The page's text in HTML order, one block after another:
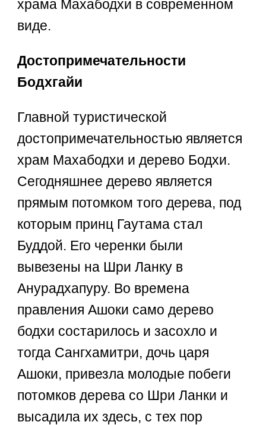
храма Махабодхи в современном
виде.
Достопримечательности
Бодхгайи
Главной туристической
достопримечательностью является
храм Махабодхи и дерево Бодхи.
Сегодняшнее дерево является
прямым потомком того дерева, под
которым принц Гаутама стал
Буддой. Его черенки были
вывезены на Шри Ланку в
Анурадхапуру. Во времена
правления Ашоки само дерево
бодхи состарилось и засохло и
тогда Сангхамитри, дочь царя
Ашоки, привезла молодые побеги
потомков дерева со Шри Ланки и
высадила их здесь, с тех пор